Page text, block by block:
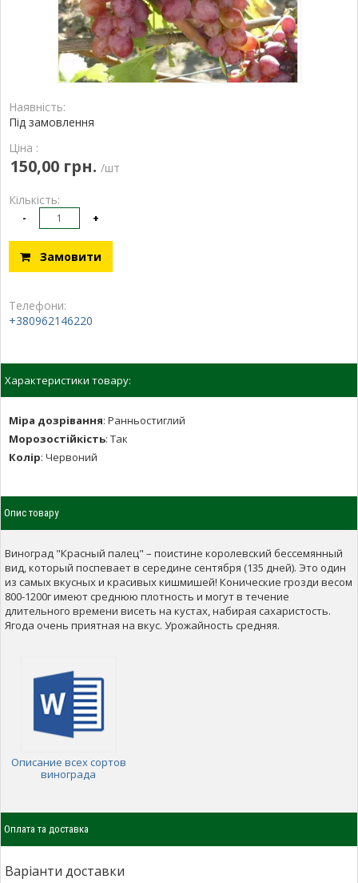
Наявність:
Під замовлення
Ціна :
150,00 грн. /шт
Кількість:
- +
Замовити
Телефони:
+380962146220
Характеристики товару:
Міра дозрівання: Ранньостиглий
Морозостійкість: Так
Колір: Червоний
Опис товару
Виноград "Красный палец" – поистине королевский бессемянный
вид, который поспевает в середине сентября (135 дней). Это один
из самых вкусных и красивых кишмишей! Конические грозди весом
800-1200г имеют среднюю плотность и могут в течение
длительного времени висеть на кустах, набирая сахаристость.
Ягода очень приятная на вкус. Урожайность средняя.
Описание всех сортов
винограда
Оплата та доставка
Варіанти доставки